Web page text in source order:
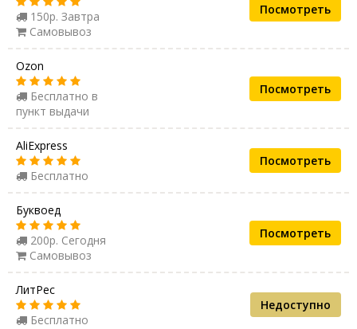
150р. Завтра
Самовывоз
Посмотреть
Ozon
Бесплатно в
пункт выдачи
Посмотреть
AliExpress
Бесплатно
Посмотреть
Буквоед
200р. Сегодня
Самовывоз
Посмотреть
ЛитРес
Бесплатно
Недоступно